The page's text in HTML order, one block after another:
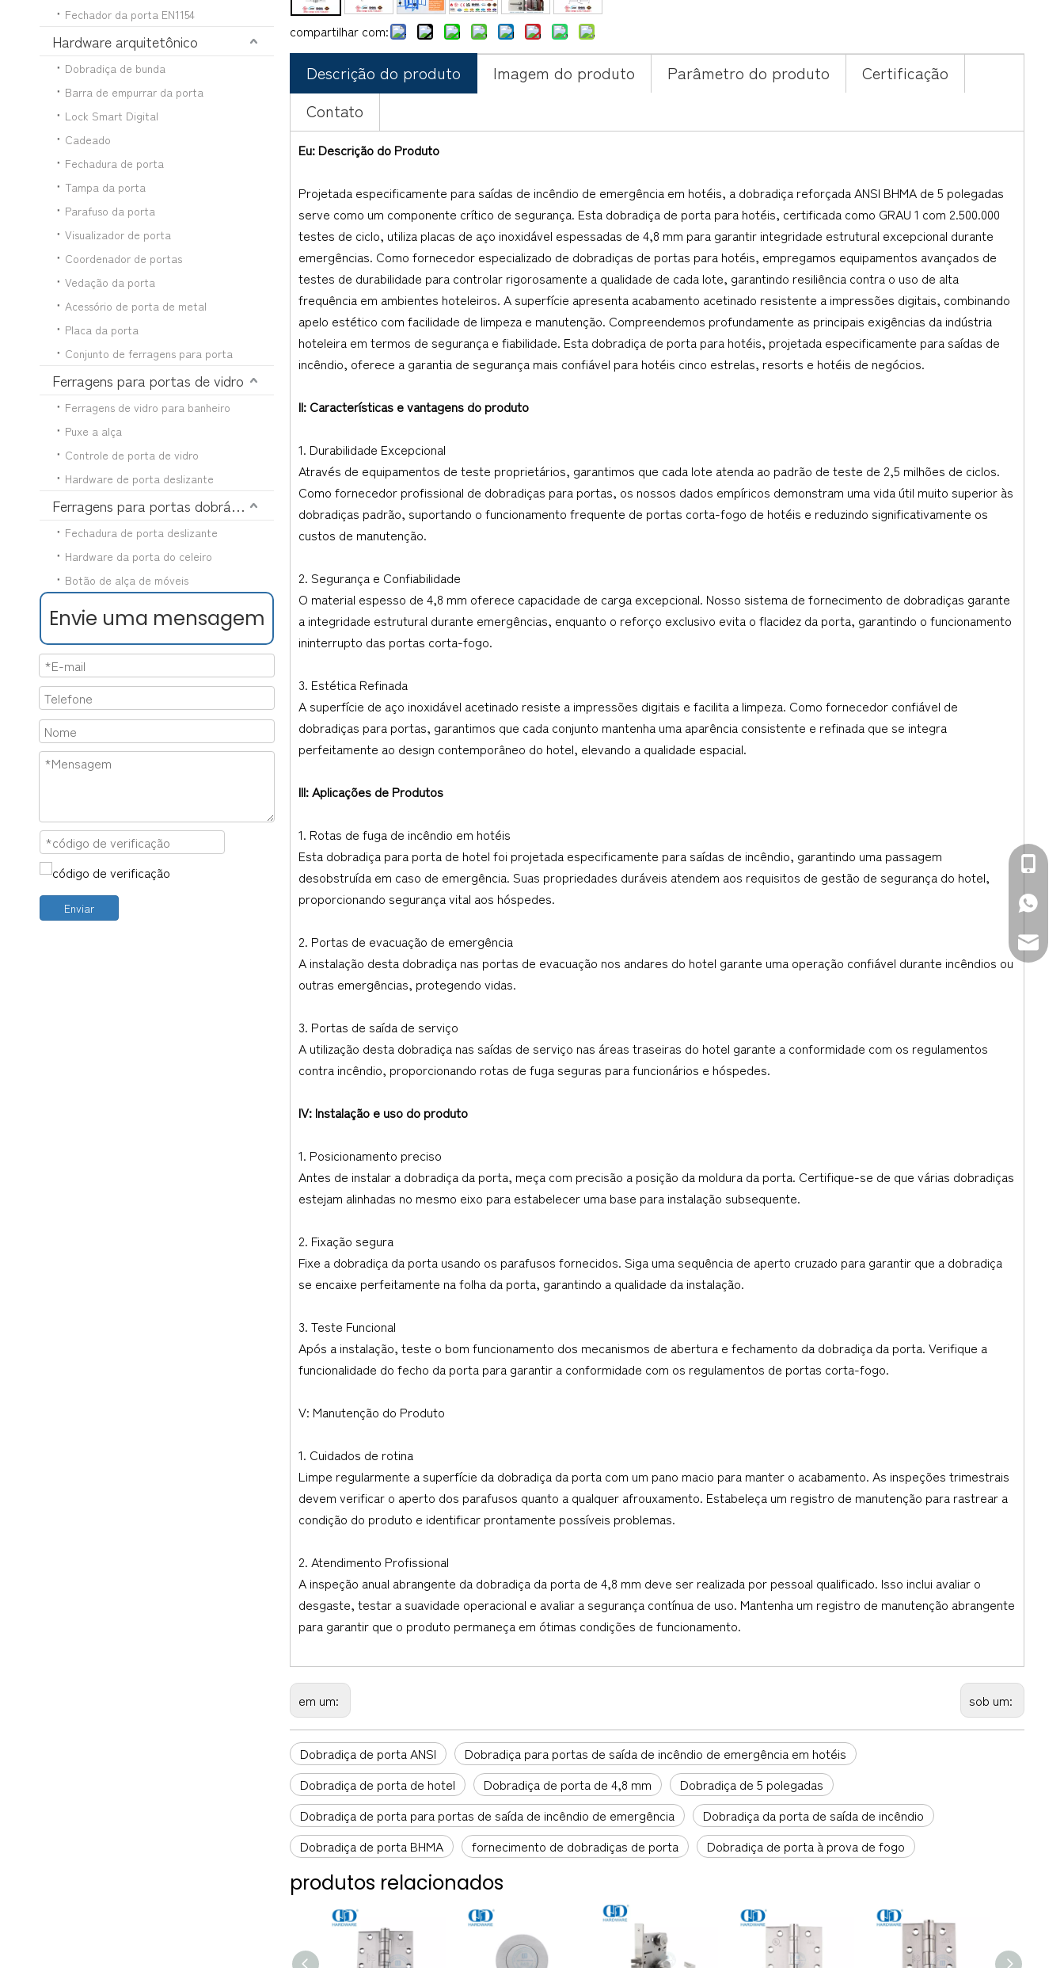
Fechador da porta EN1154
Hardware arquitetônico
Dobradiça de bunda
Barra de empurrar da porta
Lock Smart Digital
Cadeado
Fechadura de porta
Tampa da porta
Parafuso da porta
Visualizador de porta
Coordenador de portas
Vedação da porta
Acessório de porta de metal
Placa da porta
Conjunto de ferragens para porta
Ferragens para portas de vidro
Ferragens de vidro para banheiro
Puxe a alça
Controle de porta de vidro
Hardware de porta deslizante
Ferragens para portas dobráveis
Fechadura de porta deslizante
Hardware da porta do celeiro
Botão de alça de móveis
Envie uma mensagem
Enviar
compartilhar com:
Descrição do produto Imagem do produto Parâmetro do produto
Certificação
Contato
Eu: Descrição do Produto
Projetada especificamente para saídas de incêndio de emergência em hotéis, a dobradiça reforçada ANSI BHMA de 5 polegadas
serve como um componente crítico de segurança. Esta dobradiça de porta para hotéis, certificada como GRAU 1 com 2.500.000
testes de ciclo, utiliza placas de aço inoxidável espessadas de 4,8 mm para garantir integridade estrutural excepcional durante
emergências. Como fornecedor especializado de dobradiças de portas para hotéis, empregamos equipamentos avançados de
testes de durabilidade para controlar rigorosamente a qualidade de cada lote, garantindo resiliência contra o uso de alta
frequência em ambientes hoteleiros. A superfície apresenta acabamento acetinado resistente a impressões digitais, combinando
apelo estético com facilidade de limpeza e manutenção. Compreendemos profundamente as principais exigências da indústria
hoteleira em termos de segurança e fiabilidade. Esta dobradiça de porta para hotéis, projetada especificamente para saídas de
incêndio, oferece a garantia de segurança mais confiável para hotéis cinco estrelas, resorts e hotéis de negócios.
II: Características e vantagens do produto
1. Durabilidade Excepcional
Através de equipamentos de teste proprietários, garantimos que cada lote atenda ao padrão de teste de 2,5 milhões de ciclos.
Como fornecedor profissional de dobradiças para portas, os nossos dados empíricos demonstram uma vida útil muito superior às
dobradiças padrão, suportando o funcionamento frequente de portas corta-fogo de hotéis e reduzindo significativamente os
custos de manutenção.
2. Segurança e Confiabilidade
O material espesso de 4,8 mm oferece capacidade de carga excepcional. Nosso sistema de fornecimento de dobradiças garante
a integridade estrutural durante emergências, enquanto o reforço exclusivo evita o flacidez da porta, garantindo o funcionamento
ininterrupto das portas corta-fogo.
3. Estética Refinada
A superfície de aço inoxidável acetinado resiste a impressões digitais e facilita a limpeza. Como fornecedor confiável de
dobradiças para portas, garantimos que cada conjunto mantenha uma aparência consistente e refinada que se integra
perfeitamente ao design contemporâneo do hotel, elevando a qualidade espacial.
III: Aplicações de Produtos
1. Rotas de fuga de incêndio em hotéis
Esta dobradiça para porta de hotel foi projetada especificamente para saídas de incêndio, garantindo uma passagem
desobstruída em caso de emergência. Suas propriedades duráveis ​​atendem aos requisitos de gestão de segurança do hotel,
proporcionando segurança vital aos hóspedes.
2. Portas de evacuação de emergência
A instalação desta dobradiça nas portas de evacuação nos andares do hotel garante uma operação confiável durante incêndios ou
outras emergências, protegendo vidas.
3. Portas de saída de serviço
A utilização desta dobradiça nas saídas de serviço nas áreas traseiras do hotel garante a conformidade com os regulamentos
contra incêndio, proporcionando rotas de fuga seguras para funcionários e hóspedes.
IV: Instalação e uso do produto
1. Posicionamento preciso
Antes de instalar a dobradiça da porta, meça com precisão a posição da moldura da porta. Certifique-se de que várias dobradiças
estejam alinhadas no mesmo eixo para estabelecer uma base para instalação subsequente.
2. Fixação segura
Fixe a dobradiça da porta usando os parafusos fornecidos. Siga uma sequência de aperto cruzado para garantir que a dobradiça
se encaixe perfeitamente na folha da porta, garantindo a qualidade da instalação.
3. Teste Funcional
Após a instalação, teste o bom funcionamento dos mecanismos de abertura e fechamento da dobradiça da porta. Verifique a
funcionalidade do fecho da porta para garantir a conformidade com os regulamentos de portas corta-fogo.
V: Manutenção do Produto
1. Cuidados de rotina
Limpe regularmente a superfície da dobradiça da porta com um pano macio para manter o acabamento. As inspeções trimestrais
devem verificar o aperto dos parafusos quanto a qualquer afrouxamento. Estabeleça um registro de manutenção para rastrear a
condição do produto e identificar prontamente possíveis problemas.
2. Atendimento Profissional
A inspeção anual abrangente da dobradiça da porta de 4,8 mm deve ser realizada por pessoal qualificado. Isso inclui avaliar o
desgaste, testar a suavidade operacional e avaliar a segurança contínua de uso. Mantenha um registro de manutenção abrangente
para garantir que o produto permaneça em ótimas condições de funcionamento.
em um: sob um:
Dobradiça de porta ANSI
Dobradiça para portas de saída de incêndio de emergência em hotéis
Dobradiça de porta de hotel
Dobradiça de porta de 4,8 mm
Dobradiça de 5 polegadas
Dobradiça de porta para portas de saída de incêndio de emergência
Dobradiça da porta de saída de incêndio
Dobradiça de porta BHMA
fornecimento de dobradiças de porta Dobradiça de porta à prova de fogo
produtos relacionados
+86-
+86-